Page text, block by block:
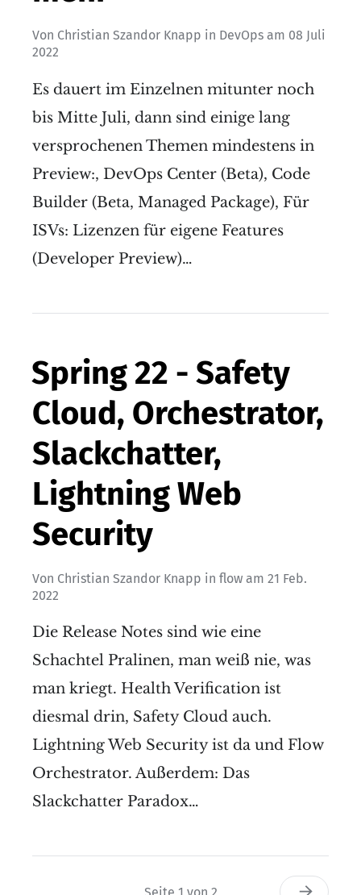
Von Christian Szandor Knapp in DevOps am 08 Juli
2022
Es dauert im Einzelnen mitunter noch
bis Mitte Juli, dann sind einige lang
versprochenen Themen mindestens in
Preview:, DevOps Center (Beta), Code
Builder (Beta, Managed Package), Für
ISVs: Lizenzen für eigene Features
(Developer Preview)…
Spring 22 - Safety
Cloud, Orchestrator,
Slackchatter,
Lightning Web
Security
Von Christian Szandor Knapp in flow am 21 Feb.
2022
Die Release Notes sind wie eine
Schachtel Pralinen, man weiß nie, was
man kriegt. Health Verification ist
diesmal drin, Safety Cloud auch.
Lightning Web Security ist da und Flow
Orchestrator. Außerdem: Das
Slackchatter Paradox…
Seite 1 von 2